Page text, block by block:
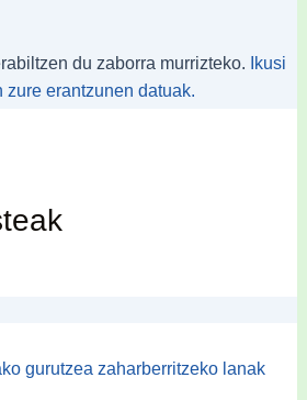
du zaborra murrizteko.
Ikusi
erantzunen datuak.
gurutzea zaharberritzeko lanak